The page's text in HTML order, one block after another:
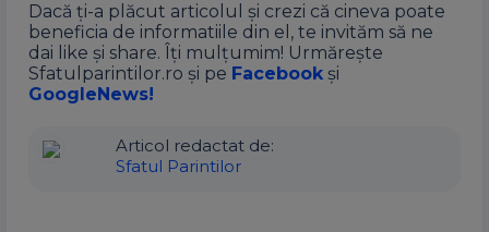
Dacă ți-a plăcut articolul și crezi că cineva poate
beneficia de informatiile din el, te invităm să ne
dai like și share. Îți mulțumim! Urmărește
Sfatulparintilor.ro și pe Facebook și
GoogleNews!
Articol redactat de:
Sfatul Parintilor